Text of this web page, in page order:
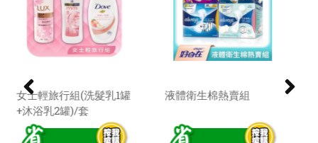
液體衛生棉熱賣組
居家無痕掛勾一貼就上